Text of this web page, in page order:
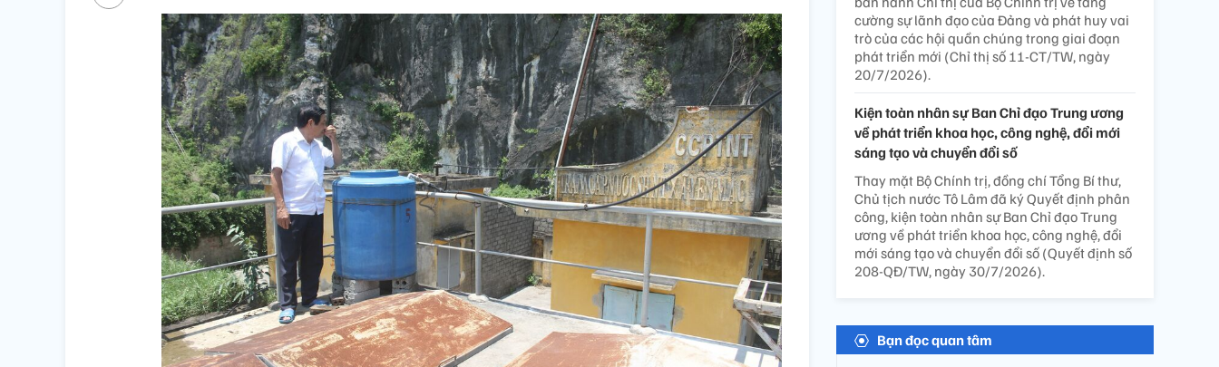
cường sự lãnh đạo của Đảng và phát huy vai
trò của các hội quần chúng trong giai đoạn
phát triển mới (Chỉ thị số 11-CT/TW, ngày
20/7/2026).
Kiện toàn nhân sự Ban Chỉ đạo Trung ương
về phát triển khoa học, công nghệ, đổi mới
sáng tạo và chuyển đổi số
Thay mặt Bộ Chính trị, đồng chí Tổng Bí thư,
Chủ tịch nước Tô Lâm đã ký Quyết định phân
công, kiện toàn nhân sự Ban Chỉ đạo Trung
ương về phát triển khoa học, công nghệ, đổi
mới sáng tạo và chuyển đổi số (Quyết định số
208-QĐ/TW, ngày 30/7/2026).
Bạn đọc quan tâm